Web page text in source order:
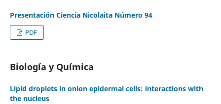
Presentación Ciencia Nicolaita Número 94
PDF
Biología y Química
Lipid droplets in onion epidermal cells: interactions with
the nucleus